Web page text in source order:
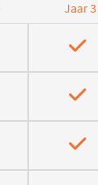
Jaar 3